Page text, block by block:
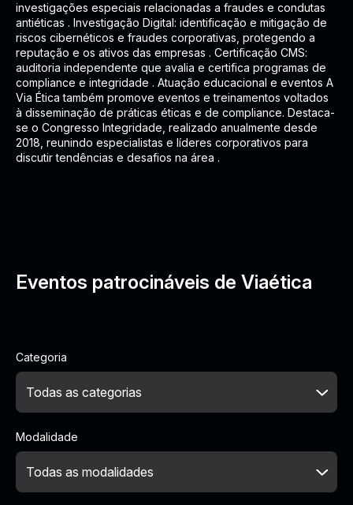
investigações especiais relacionadas a fraudes e condutas
antiéticas . Investigação Digital: identificação e mitigação de
riscos cibernéticos e fraudes corporativas, protegendo a
reputação e os ativos das empresas . Certificação CMS:
auditoria independente que avalia e certifica programas de
compliance e integridade . Atuação educacional e eventos A
Via Ética também promove eventos e treinamentos voltados
à disseminação de práticas éticas e de compliance. Destaca-
se o Congresso Integridade, realizado anualmente desde
2018, reunindo especialistas e líderes corporativos para
discutir tendências e desafios na área .
Eventos patrocináveis de Viaética
Categoria
Modalidade